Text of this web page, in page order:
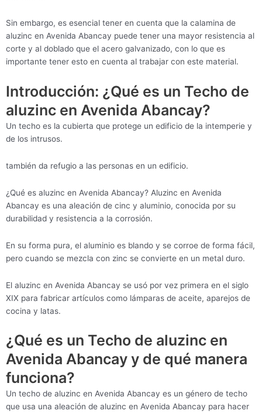
Sin embargo, es esencial tener en cuenta que la calamina de
aluzinc en Avenida Abancay puede tener una mayor resistencia al
corte y al doblado que el acero galvanizado, con lo que es
importante tener esto en cuenta al trabajar con este material.
Introducción: ¿Qué es un Techo de
aluzinc en Avenida Abancay?
Un techo es la cubierta que protege un edificio de la intemperie y
de los intrusos.
también da refugio a las personas en un edificio.
¿Qué es aluzinc en Avenida Abancay? Aluzinc en Avenida
Abancay es una aleación de cinc y aluminio, conocida por su
durabilidad y resistencia a la corrosión.
En su forma pura, el aluminio es blando y se corroe de forma fácil,
pero cuando se mezcla con zinc se convierte en un metal duro.
El aluzinc en Avenida Abancay se usó por vez primera en el siglo
XIX para fabricar artículos como lámparas de aceite, aparejos de
cocina y latas.
¿Qué es un Techo de aluzinc en
Avenida Abancay y de qué manera
funciona?
Un techo de aluzinc en Avenida Abancay es un género de techo
que usa una aleación de aluzinc en Avenida Abancay para hacer